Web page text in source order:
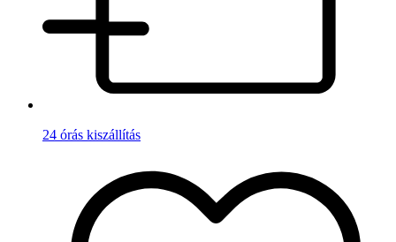
24 órás kiszállítás